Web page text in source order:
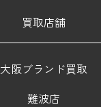
買取店舗
大阪ブランド買取
難波店